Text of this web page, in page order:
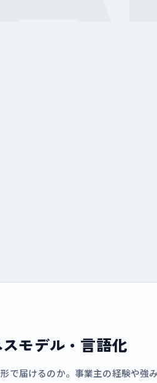
モデル・言語化
で届けるのか。事業主の経験や強み